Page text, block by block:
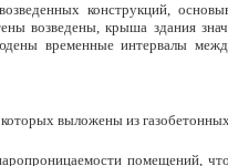
конструкций,
возведены, крыша здания
временные интервалы
выложены из
помещений,